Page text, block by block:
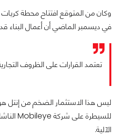
في ديسمبر الماضي أن أعمال البناء
تعتمد القرارات على الظروف
الآلية.